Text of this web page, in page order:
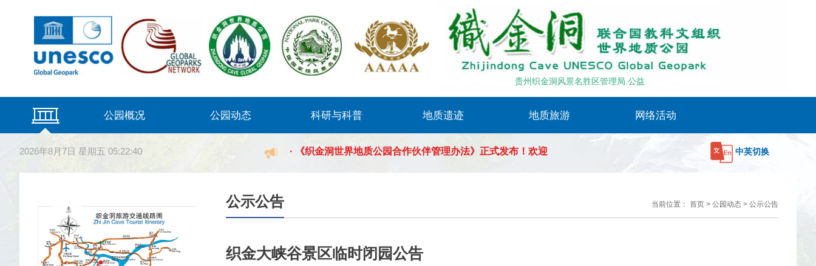
贵州织金洞风景名胜区管理局.公益
公园概况
公园简介
管理机构
公园美图
公园视频
荣誉资质
虚拟漫游
公园动态 科研与科普
博物馆
科普知识
科普活动
科研成果
科普读物
自然生态
地质遗迹
织金洞园区
绮结河园区
东风湖园区
地质旅游
园区地图
园区交通
特产美食
住宿推荐
联系我们
网络活动
2026年8月7日 星期五 05:22:40
· 《织金洞世界地质公园合作伙伴管理办法》正式发布！欢迎
各...
· 乌江源百里画廊化屋码头临时停航通告
· 织金洞景区2026年暑期夜游开放公告
· 《织金洞世界地质公园合作伙伴管理办法》正式发布！欢迎 中英切换
公示公告 当前位置： 首页 > 公园动态 > 公示公告
织金大峡谷景区临时闭园公告